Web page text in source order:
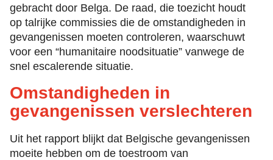
gebracht door Belga. De raad, die toezicht houdt
op talrijke commissies die de omstandigheden in
gevangenissen moeten controleren, waarschuwt
voor een “humanitaire noodsituatie” vanwege de
snel escalerende situatie.
Omstandigheden in
gevangenissen verslechteren
Uit het rapport blijkt dat Belgische gevangenissen
moeite hebben om de toestroom van